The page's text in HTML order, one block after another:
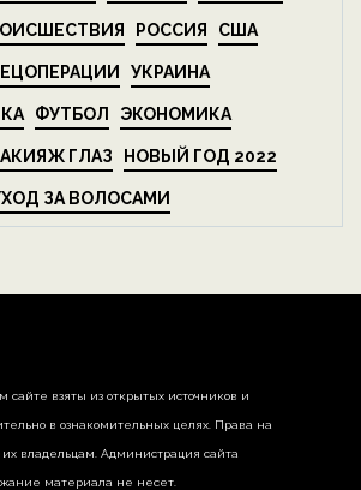
РОССИЯ США
УКРАИНА
ФУТБОЛ ЭКОНОМИКА
ГЛАЗ НОВЫЙ ГОД 2022
ЗА ВОЛОСАМИ
взяты из открытых источников и
в ознакомительных целях. Права на
владельцам. Администрация сайта
материала не несет.